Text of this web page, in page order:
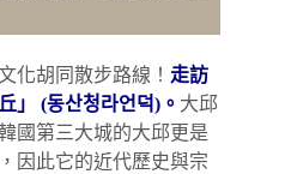
化胡同散步路線！ 走訪
」 (동산청라언덕)。 大邱
國第三大城的大邱更是
因此它的近代歷史與宗